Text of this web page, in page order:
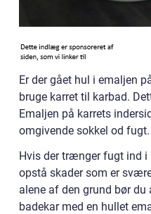
Er der gået hul i emaljen
bruge karret til karbad.
Emaljen på karrets
omgivende sokkel od fugt.
Hvis der trænger fugt ind
opstå skader som er
alene af den grund bør
badekar med en hullet